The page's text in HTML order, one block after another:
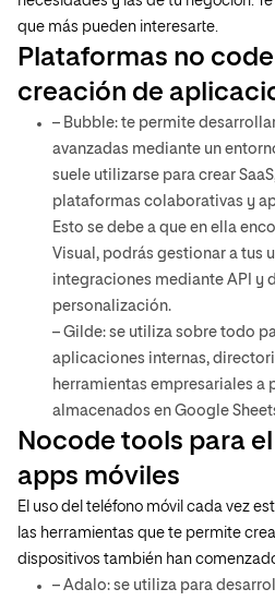
que más pueden interesarte.
Plataformas no
creación de
– Bubble: te permite
avanzadas mediante un
suele utilizarse para crear
plataformas colaborativas y
Esto se debe a que en ella
Visual, podrás gestionar a tus
integraciones mediante API y
personalización.
– Gilde: se utiliza sobre todo
aplicaciones internas,
herramientas empresariales a
almacenados en Google
Nocode tools para
apps móviles
El uso del teléfono móvil cada vez
las herramientas que te permite
dispositivos también han
– Adalo: se utiliza para